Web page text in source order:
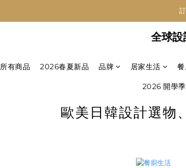
✨
✨
所有商品 2026春夏新品 品牌 居家生活
2026 開學
全球
歐美日韓設計選物